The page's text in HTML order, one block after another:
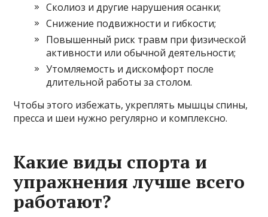
Сколиоз и другие нарушения осанки;
Снижение подвижности и гибкости;
Повышенный риск травм при физической
активности или обычной деятельности;
Утомляемость и дискомфорт после
длительной работы за столом.
Чтобы этого избежать, укреплять мышцы спины,
пресса и шеи нужно регулярно и комплексно.
Какие виды спорта и
упражнения лучше всего
работают?